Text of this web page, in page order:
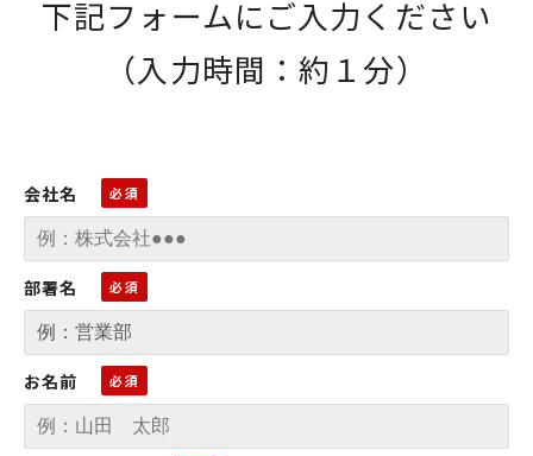
下記フォームにご入力ください
（入力時間：約１分）
会社名
部署名
お名前